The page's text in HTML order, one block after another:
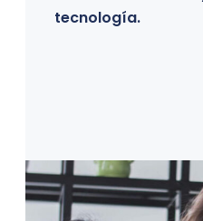
tecnología.